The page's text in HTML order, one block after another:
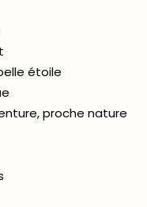
étoile
proche nature